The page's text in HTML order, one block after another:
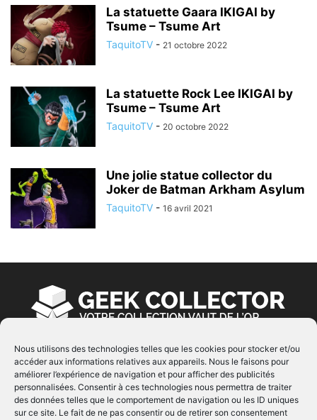
Nous utilisons des technologies telles que les cookies pour stocker et/ou
accéder aux informations relatives aux appareils. Nous le faisons pour
améliorer l’expérience de navigation et pour afficher des publicités
personnalisées. Consentir à ces technologies nous permettra de traiter
des données telles que le comportement de navigation ou les ID uniques
sur ce site. Le fait de ne pas consentir ou de retirer son consentement
La statuette Gaara IKIGAI by
Tsume – Tsume Art
TaquitoTV - 21 octobre 2022
La statuette Rock Lee IKIGAI by
Tsume – Tsume Art
TaquitoTV - 20 octobre 2022
Une jolie statue collector du
Joker de Batman Arkham Asylum
TaquitoTV - 16 avril 2021
À PROPOS
© Copyright 2022 | Produit parEIMAI| Tous Droits
Réservés